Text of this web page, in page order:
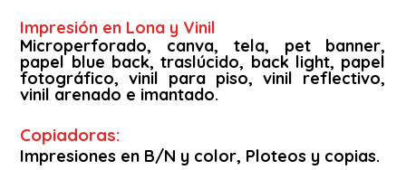
Impresión en Lona y Vinil
Microperforado, canva, tela, pet banner,
papel blue back, traslúcido, back light, papel
fotográfico, vinil para piso, vinil reflectivo,
vinil arenado e imantado.
Copiadoras:
Impresiones en B/N y color, Ploteos y copias.